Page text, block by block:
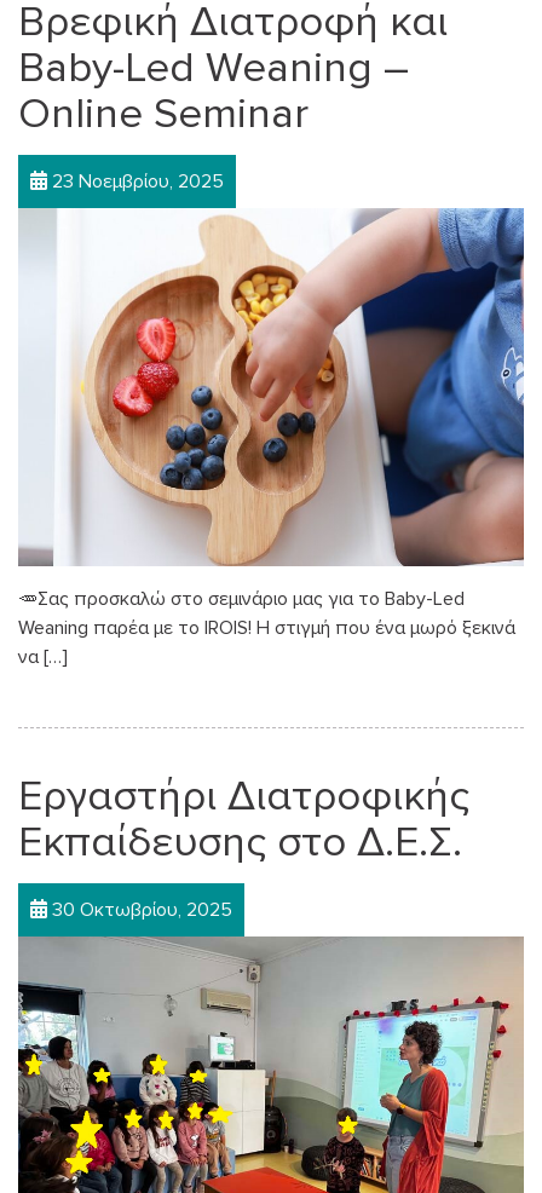
Βρεφική Διατροφή και
Baby-Led Weaning –
Online Seminar
23 Νοεμβρίου, 2025
🥕Σας προσκαλώ στο σεμινάριο μας για το Baby-Led
Weaning παρέα με το IROIS! Η στιγμή που ένα μωρό ξεκινά
να […]
Εργαστήρι Διατροφικής
Εκπαίδευσης στο Δ.Ε.Σ.
30 Οκτωβρίου, 2025